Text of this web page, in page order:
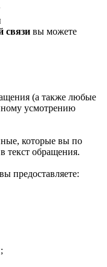
связи вы можете
(а также любые
усмотрению
которые вы по
текст обращения.
вы предоставляете: